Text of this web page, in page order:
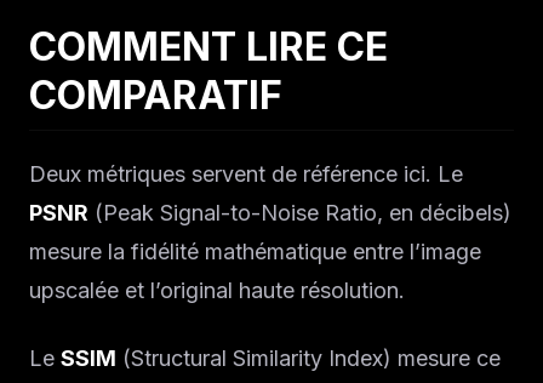
COMMENT LIRE CE
COMPARATIF
Deux métriques servent de référence ici. Le
PSNR (Peak Signal-to-Noise Ratio, en décibels)
mesure la fidélité mathématique entre l’image
upscalée et l’original haute résolution.
Le SSIM (Structural Similarity Index) mesure ce